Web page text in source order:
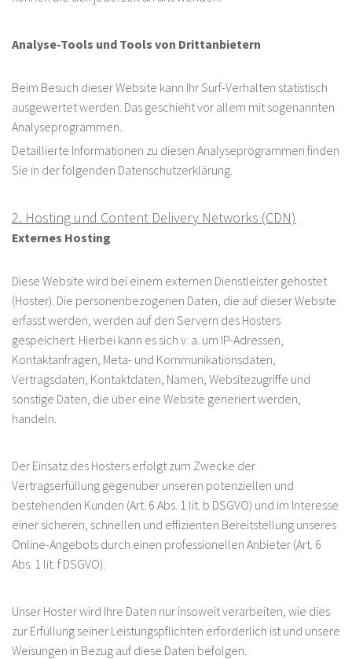
Analyse-Tools und Tools von Dritt­anbietern
Beim Besuch dieser Website kann Ihr Surf-Verhalten statistisch
ausgewertet werden. Das geschieht vor allem mit sogenannten
Analyseprogrammen.
Detaillierte Informationen zu diesen Analyseprogrammen finden
Sie in der folgenden Datenschutzerklärung.
2. Hosting und Content Delivery Networks (CDN)
Externes Hosting
Diese Website wird bei einem externen Dienstleister gehostet
(Hoster). Die personenbezogenen Daten, die auf dieser Website
erfasst werden, werden auf den Servern des Hosters
gespeichert. Hierbei kann es sich v. a. um IP-Adressen,
Kontaktanfragen, Meta- und Kommunikationsdaten,
Vertragsdaten, Kontaktdaten, Namen, Websitezugriffe und
sonstige Daten, die über eine Website generiert werden,
handeln.
Der Einsatz des Hosters erfolgt zum Zwecke der
Vertragserfüllung gegenüber unseren potenziellen und
bestehenden Kunden (Art. 6 Abs. 1 lit. b DSGVO) und im Interesse
einer sicheren, schnellen und effizienten Bereitstellung unseres
Online-Angebots durch einen professionellen Anbieter (Art. 6
Abs. 1 lit. f DSGVO).
Unser Hoster wird Ihre Daten nur insoweit verarbeiten, wie dies
zur Erfüllung seiner Leistungspflichten erforderlich ist und unsere
Weisungen in Bezug auf diese Daten befolgen.